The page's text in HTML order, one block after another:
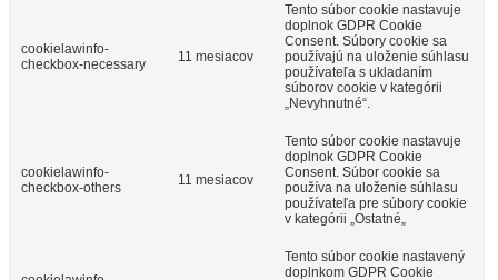
cookielawinfo-
checkbox-necessary
11 mesiacov
Tento súbor cookie nastavuje
doplnok GDPR Cookie
Consent. Súbory cookie sa
používajú na uloženie súhlasu
používateľa s ukladaním
súborov cookie v kategórii
„Nevyhnutné“.
cookielawinfo-
checkbox-others
11 mesiacov
Tento súbor cookie nastavuje
doplnok GDPR Cookie
Consent. Súbor cookie sa
používa na uloženie súhlasu
používateľa pre súbory cookie
v kategórii „Ostatné„
Tento súbor cookie nastavený
doplnkom GDPR Cookie